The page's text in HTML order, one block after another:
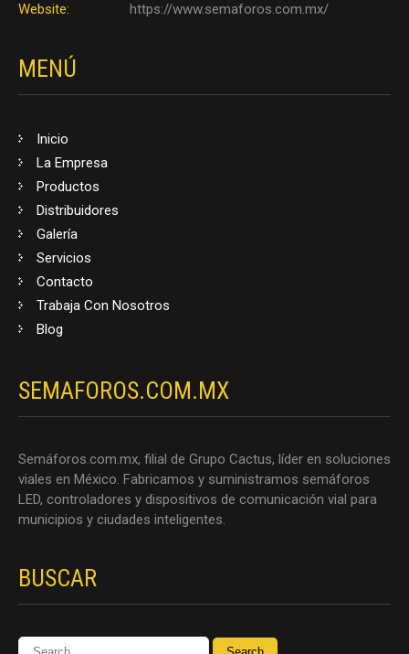
Website:
https://www.semaforos.com.mx/
MENÚ
Inicio
La Empresa
Productos
Distribuidores
Galería
Servicios
Contacto
Trabaja Con Nosotros
Blog
SEMAFOROS.COM.MX
Semáforos.com.mx, filial de Grupo Cactus, líder en soluciones
viales en México. Fabricamos y suministramos semáforos
LED, controladores y dispositivos de comunicación vial para
municipios y ciudades inteligentes.
BUSCAR